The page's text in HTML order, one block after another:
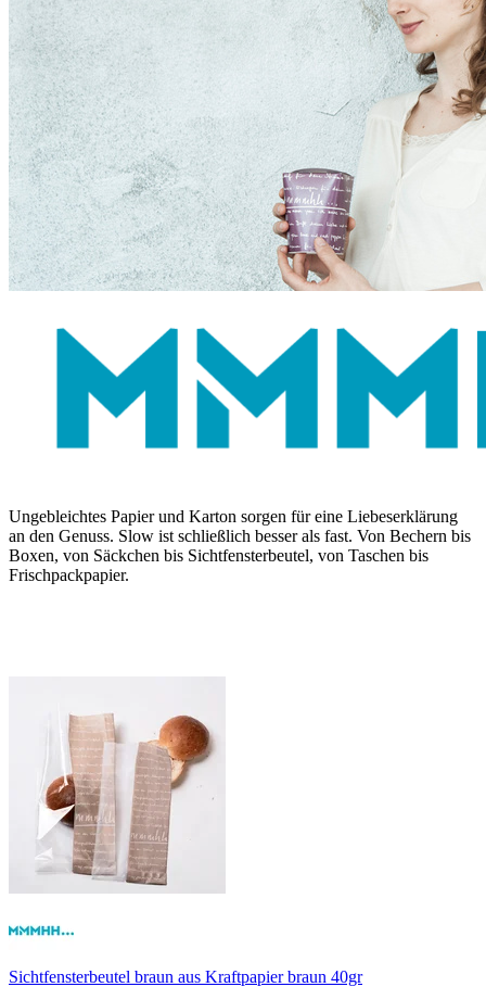
Ungebleichtes Papier und Karton sorgen für eine Liebeserklärung
an den Genuss. Slow ist schließlich besser als fast. Von Bechern bis
Boxen, von Säckchen bis Sichtfensterbeutel, von Taschen bis
Frischpackpapier.
Sichtfensterbeutel braun aus Kraftpapier braun 40gr